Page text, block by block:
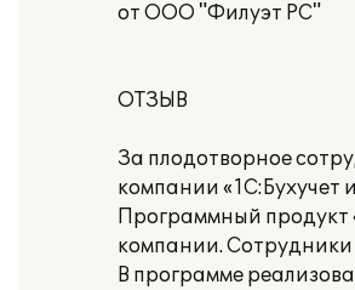
от ООО "Филуэт РС"
ОТЗЫВ
За плодотворное
компании «1С:Бухучет
Программный продукт
компании.
В программе